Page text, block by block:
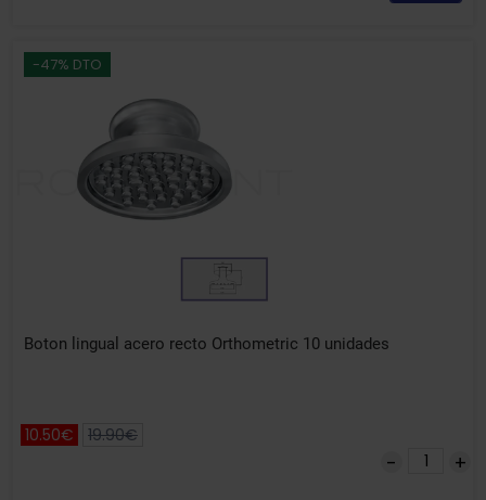
-47% DTO
Boton lingual acero recto Orthometric 10 unidades
10.50€ 19.90€